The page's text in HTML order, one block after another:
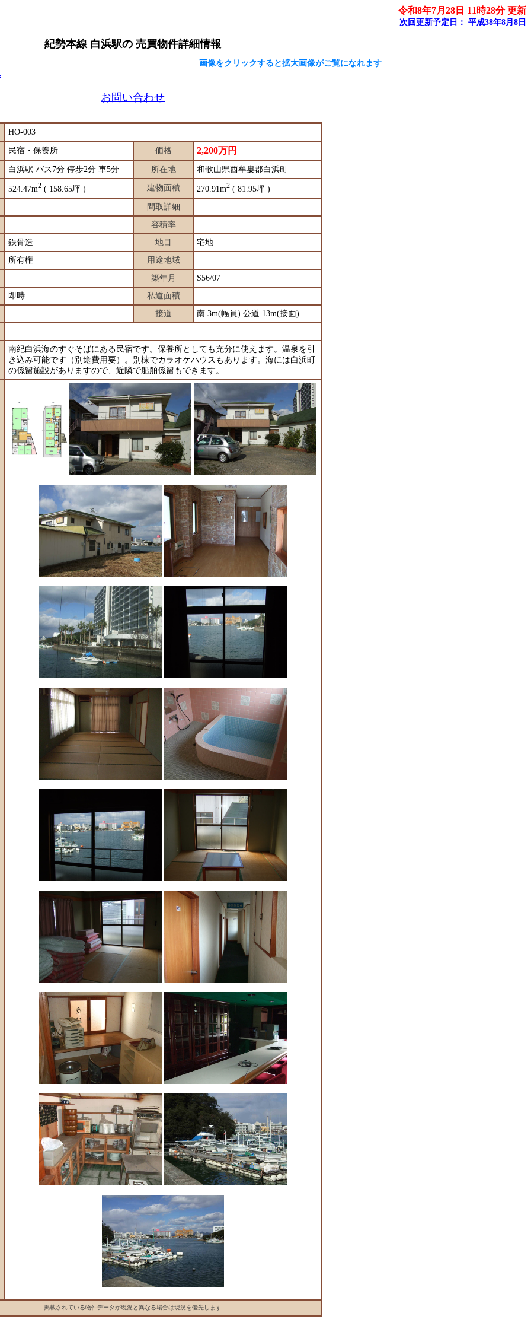
令和8年7月28日 11時28分 更新
次回更新予定日： 平成38年8月8日
紀勢本線 白浜駅の 売買物件詳細情報
画像をクリックすると拡大画像がご覧になれます
お問い合わせ
HO-003
民宿・保養所 価格 2,200万円
白浜駅 バス7分 停歩2分 車5分 所在地 和歌山県西牟婁郡白浜町
524.47m2 ( 158.65坪 ) 建物面積 270.91m2 ( 81.95坪 )
間取詳細
容積率
鉄骨造
地目
宅地
所有権
用途地域
築年月
S56/07
即時
私道面積
接道
南 3m(幅員) 公道 13m(接面)
南紀白浜海のすぐそばにある民宿です。保養所としても充分に使えます。温泉を引
き込み可能です（別途費用要）。別棟でカラオケハウスもあります。海には白浜町
の係留施設がありますので、近隣で船舶係留もできます。
掲載されている物件データが現況と異なる場合は現況を優先します